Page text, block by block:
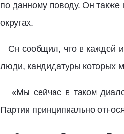
по данному поводу. Он также
округах.
Он сообщил, что в каждой
люди, кандидатуры которых
«Мы сейчас в таком
Партии принципиально